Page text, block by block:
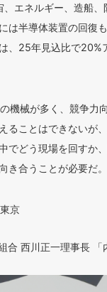
エネルギー、造船、
は半導体装置の回復
、25年見込比で20%
機械が多く、競争力
ることはできないが
でどう現場を回すか
き合うことが必要だ。
京
合 西川正一理事長 「